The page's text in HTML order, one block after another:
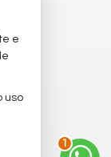
1
e
uso